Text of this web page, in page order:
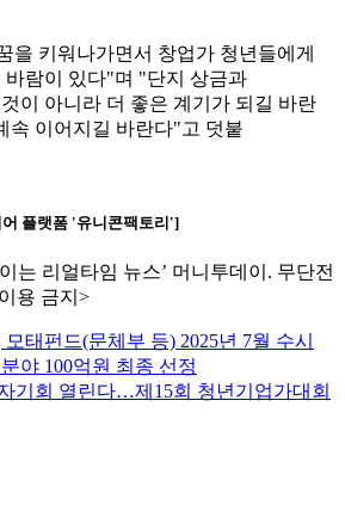
을 키워나가면서 창업가 청년들에게
바람이 있다"며 "단지 상금과
이 아니라 더 좋은 계기가 되길 바란
속 이어지길 바란다"고 덧붙
플랫폼 '유니콘팩토리']
는 리얼타임 뉴스’ 머니투데이. 무단전
용 금지>
태펀드(문체부 등) 2025년 7월 수시
야 100억원 최종 선정
기회 열린다…제15회 청년기업가대회